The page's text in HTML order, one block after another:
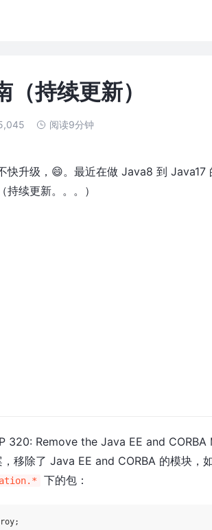
持续更新）
阅读9分钟
升级，😄。最近在做 Java8 到 Java17
续更新。。。）
320: Remove the Java EE and CORBA
移除了 Java EE and CORBA 的模块，
下的包：